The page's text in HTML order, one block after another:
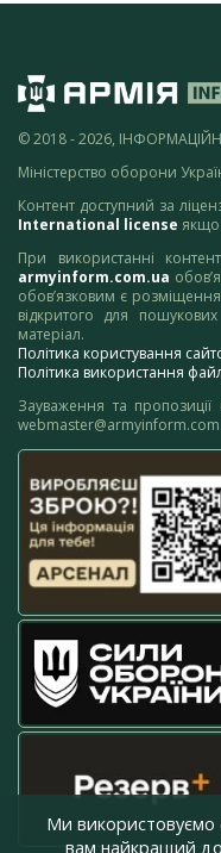
© 2018 - 2026,
Міністерство оборони
Контент доступний за
International license якщо
При використанні
armyinform.com.ua
обов’язковим є
відкритого для
матеріал.
Політика користування
Політика використання
Зауваження та
Ми
вам найкращий